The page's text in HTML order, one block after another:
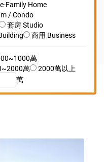
Family Home
/ Condo
套房 Studio
商用 Business
萬
萬
2000萬以上
萬